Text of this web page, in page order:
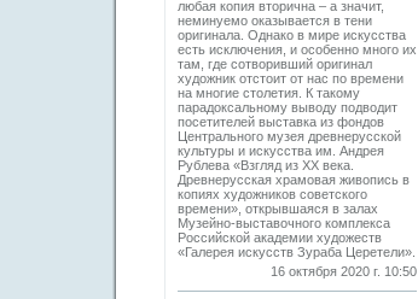
любая копия вторична – а значит,
неминуемо оказывается в тени
оригинала. Однако в мире искусства
есть исключения, и особенно много их
там, где сотворивший оригинал
художник отстоит от нас по времени
на многие столетия. К такому
парадоксальному выводу подводит
посетителей выставка из фондов
Центрального музея древнерусской
культуры и искусства им. Андрея
Рублева «Взгляд из ХХ века.
Древнерусская храмовая живопись в
копиях художников советского
времени», открывшаяся в залах
Музейно-выставочного комплекса
Российской академии художеств
«Галерея искусств Зураба Церетели».
16 октября 2020 г. 10:50